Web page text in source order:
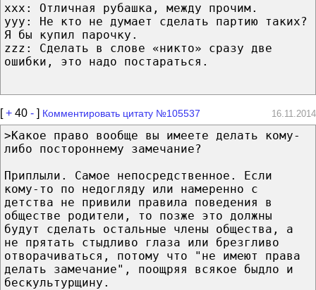
xxx: Отличная рубашка, между прочим.
yyy: Не кто не думает сделать партию таких?
Я бы купил парочку.
zzz: Сделать в слове «никто» сразу две
ошибки, это надо постараться.
[+ 40 - ] Комментировать цитату №105537 16.11.2014
>Какое право вообще вы имеете делать кому-
либо постороннему замечание?
Приплыли. Самое непосредственное. Если
кому-то по недогляду или намеренно с
детства не привили правила поведения в
обществе родители, то позже это должны
будут сделать остальные члены общества, а
не прятать стыдливо глаза или брезгливо
отворачиваться, потому что "не имеют права
делать замечание", поощряя всякое быдло и
бескультурщину.